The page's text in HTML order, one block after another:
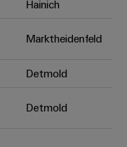
Hainich
Marktheidenfeld
Detmold
Detmold